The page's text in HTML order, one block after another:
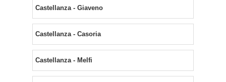
Castellanza - Giaveno
Castellanza - Casoria
Castellanza - Melfi